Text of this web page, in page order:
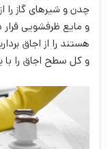
چدن و شیر‌های گاز را
و مایع ظرفشویی
هستند را از اجاق
و کل سطح اجاق را با